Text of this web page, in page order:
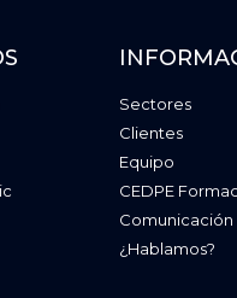
Sectores
Clientes
Equipo
CEDPE
Comunicación
¿Hablamos?